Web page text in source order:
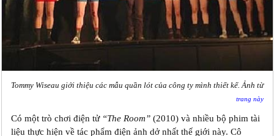
Tommy Wiseau giới thiệu các mẫu quần lót của công ty mình thiết kế. Ảnh từ
trang này
Có một trò chơi điện tử “The Room”(2010) và nhiều bộ phim tài
liệu thực hiện về tác phẩm điện ảnh dở nhất thế giới này. Cô